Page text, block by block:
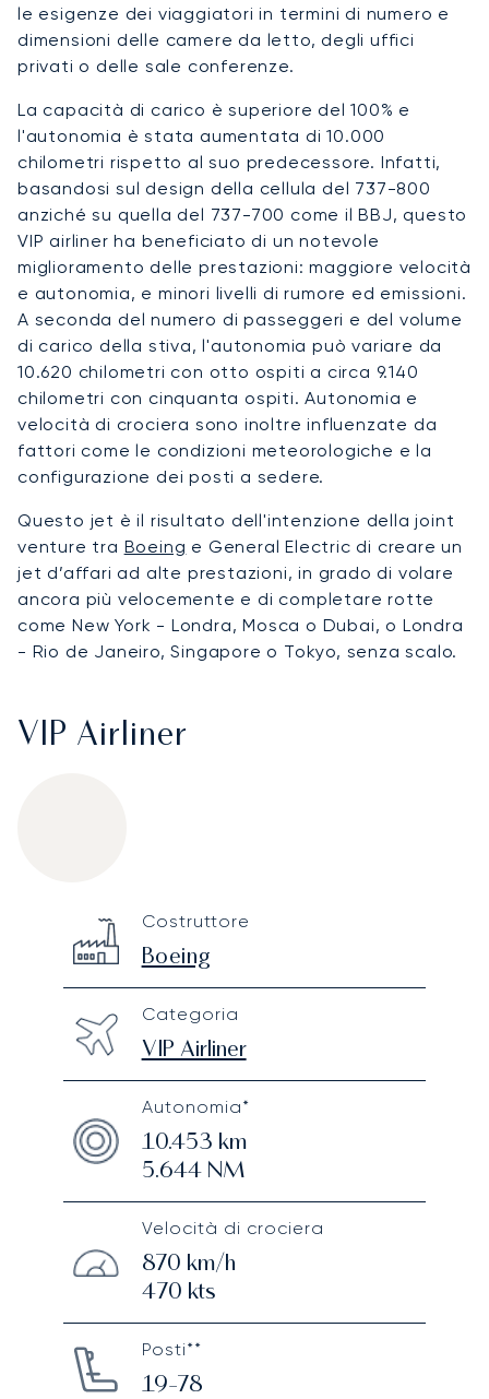
le esigenze dei viaggiatori in termini di numero e
dimensioni delle camere da letto, degli uffici
privati o delle sale conferenze.
La capacità di carico è superiore del 100% e
l'autonomia è stata aumentata di 10.000
chilometri rispetto al suo predecessore. Infatti,
basandosi sul design della cellula del 737-800
anziché su quella del 737-700 come il BBJ, questo
VIP airliner ha beneficiato di un notevole
miglioramento delle prestazioni: maggiore velocità
e autonomia, e minori livelli di rumore ed emissioni.
A seconda del numero di passeggeri e del volume
di carico della stiva, l'autonomia può variare da
10.620 chilometri con otto ospiti a circa 9.140
chilometri con cinquanta ospiti. Autonomia e
velocità di crociera sono inoltre influenzate da
fattori come le condizioni meteorologiche e la
configurazione dei posti a sedere.
Questo jet è il risultato dell'intenzione della joint
venture tra Boeing e General Electric di creare un
jet d’affari ad alte prestazioni, in grado di volare
ancora più velocemente e di completare rotte
come New York - Londra, Mosca o Dubai, o Londra
- Rio de Janeiro, Singapore o Tokyo, senza scalo.
VIP Airliner
Technical specifications
Costruttore
Boeing
Categoria
VIP Airliner
Autonomia*
10.453 km
5.644NM
Velocità di crociera
870 km/h
470 kts
Posti**
19-78